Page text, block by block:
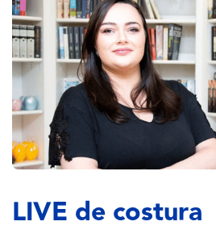
LIVE de costura